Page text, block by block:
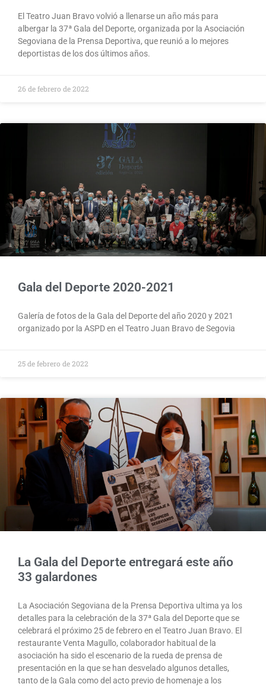
El Teatro Juan Bravo volvió a llenarse un año más para
albergar la 37ª Gala del Deporte, organizada por la Asociación
Segoviana de la Prensa Deportiva, que reunió a lo mejores
deportistas de los dos últimos años.
26 de febrero de 2022
Gala del Deporte 2020-2021
Galería de fotos de la Gala del Deporte del año 2020 y 2021
organizado por la ASPD en el Teatro Juan Bravo de Segovia
25 de febrero de 2022
La Gala del Deporte entregará este año
33 galardones
La Asociación Segoviana de la Prensa Deportiva ultima ya los
detalles para la celebración de la 37ª Gala del Deporte que se
celebrará el próximo 25 de febrero en el Teatro Juan Bravo. El
restaurante Venta Magullo, colaborador habitual de la
asociación ha sido el escenario de la rueda de prensa de
presentación en la que se han desvelado algunos detalles,
tanto de la Gala como del acto previo de homenaje a los